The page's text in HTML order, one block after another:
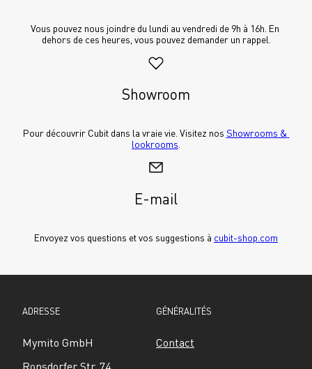
Vous pouvez nous joindre du lundi au vendredi de 9h à 16h. En
dehors de ces heures, vous pouvez demander un rappel.
Showroom
Pour découvrir Cubit dans la vraie vie. Visitez nos Showrooms &
lookrooms
E-mail
Envoyez vos questions et vos suggestions à cubit-shop.com
ADRESSE
Mymito GmbH
Ronsdorfer Str. 74
GÉNÉRALITÉS
Contact